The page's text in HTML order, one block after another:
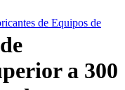
de Equipos de
a 300